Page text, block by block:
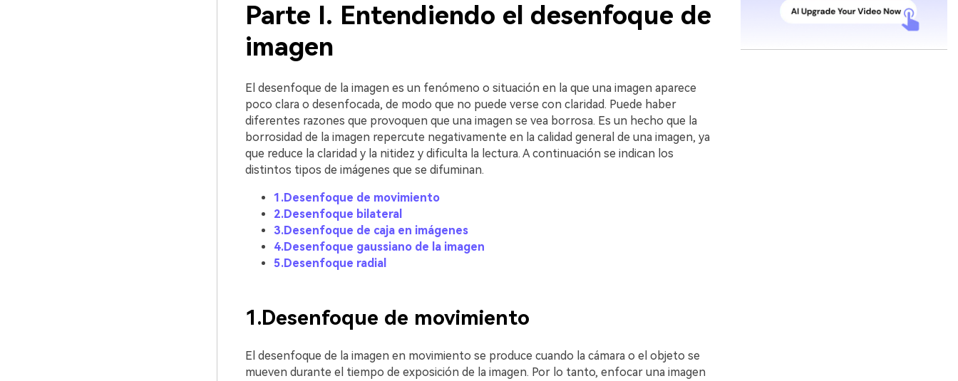
Parte I. Entendiendo el desenfoque de
imagen
El desenfoque de la imagen es un fenómeno o situación en la que una imagen aparece
poco clara o desenfocada, de modo que no puede verse con claridad. Puede haber
diferentes razones que provoquen que una imagen se vea borrosa. Es un hecho que la
borrosidad de la imagen repercute negativamente en la calidad general de una imagen, ya
que reduce la claridad y la nitidez y dificulta la lectura. A continuación se indican los
distintos tipos de imágenes que se difuminan.
1.Desenfoque de movimiento
2.Desenfoque bilateral
3.Desenfoque de caja en imágenes
4.Desenfoque gaussiano de la imagen
5.Desenfoque radial
1.Desenfoque de movimiento
El desenfoque de la imagen en movimiento se produce cuando la cámara o el objeto se
mueven durante el tiempo de exposición de la imagen. Por lo tanto, enfocar una imagen